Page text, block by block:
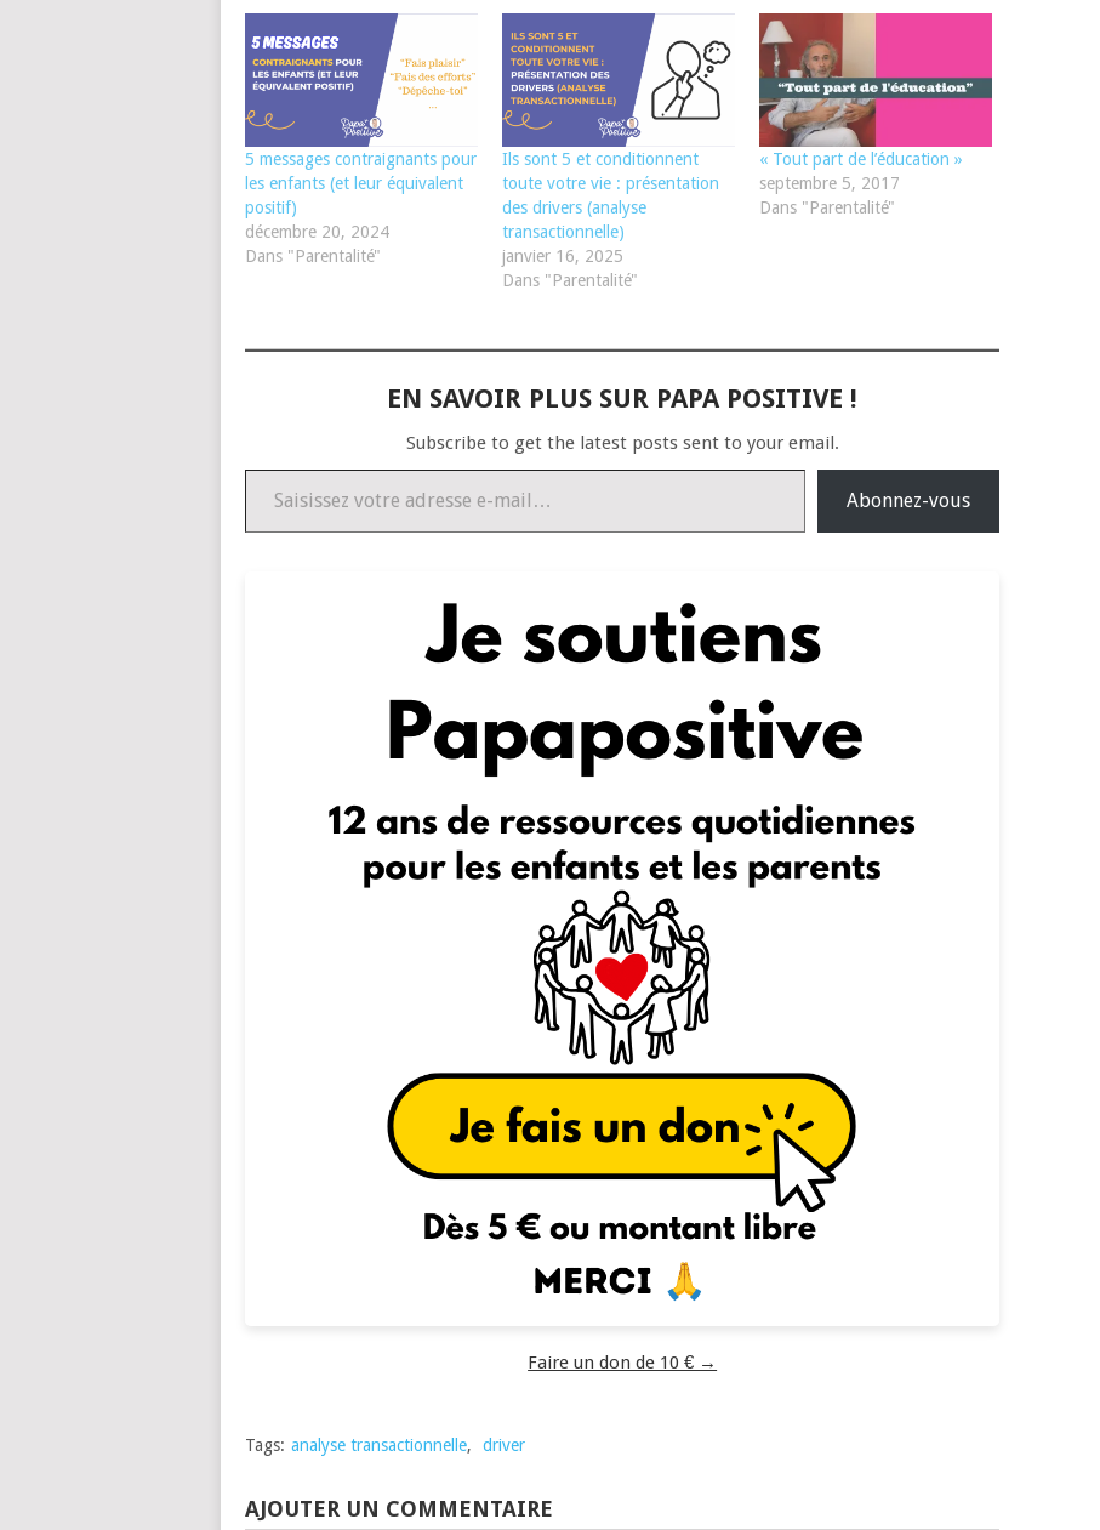
5 messages contraignants pour
les enfants (et leur équivalent
positif)
décembre 20, 2024
Dans "Parentalité"
Ils sont 5 et conditionnent
toute votre vie : présentation
des drivers (analyse
transactionnelle)
janvier 16, 2025
Dans "Parentalité"
« Tout part de l’éducation »
septembre 5, 2017
Dans "Parentalité"
EN SAVOIR PLUS SUR PAPA POSITIVE !
Subscribe to get the latest posts sent to your email.
Saisissez votre adresse e-mail…
Abonnez-vous
Faire un don de 10 € →
Tags: analyse transactionnelle, driver
AJOUTER UN COMMENTAIRE